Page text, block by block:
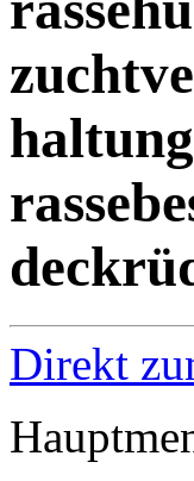
Direkt